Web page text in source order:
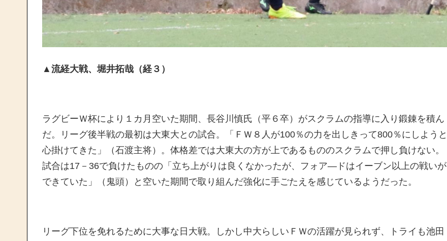
▲流経大戦、堀井拓哉（経３）
ラグビーＷ杯により１カ月空いた期間、長谷川慎氏（平６卒）がスクラムの指導に入り鍛錬を積ん
だ。リーグ後半戦の最初は大東大との試合。「ＦＷ８人が100％の力を出しきって800％にしようと
心掛けてきた」（石渡主将）。体格差では大東大の方が上であるもののスクラムで押し負けない。
試合は17－36で負けたものの「立ち上がりは良くなかったが、フォア―ドはイーブン以上の戦いが
できていた」（鬼頭）と空いた期間で取り組んだ強化に手ごたえを感じているようだった。
リーグ下位を免れるために大事な日大戦。しかし中大らしいＦＷの活躍が見られず、トライも池田